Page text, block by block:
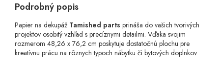
Podrobný popis
Papier na dekupáž Tamished parts prináša do vašich tvorivých
projektov osobitý vzhľad s precíznymi detailmi. Vďaka svojim
rozmerom 48,26 x 76,2 cm poskytuje dostatočnú plochu pre
kreatívnu prácu na rôznych typoch nábytku či bytových doplnkov.